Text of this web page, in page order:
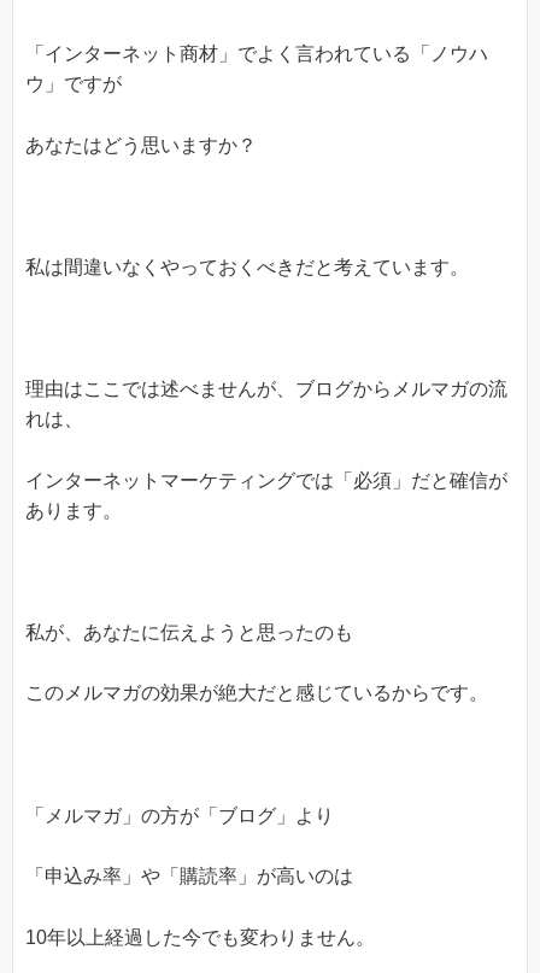
「インターネット商材」でよく言われている「ノウハ
ウ」ですが
あなたはどう思いますか？
私は間違いなくやっておくべきだと考えています。
理由はここでは述べませんが、ブログからメルマガの流
れは、
インターネットマーケティングでは「必須」だと確信が
あります。
私が、あなたに伝えようと思ったのも
このメルマガの効果が絶大だと感じているからです。
「メルマガ」の方が「ブログ」より
「申込み率」や「購読率」が高いのは
10年以上経過した今でも変わりません。